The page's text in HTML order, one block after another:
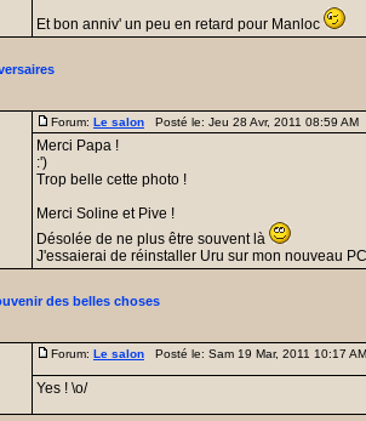
Et bon anniv' un peu en retard pour Manloc
Forum: Le salon Posté le: Jeu 28 Avr, 2011 08:59
Merci Papa !
:')
Trop belle cette photo !
Merci Soline et Pive !
Désolée de ne plus être souvent là
J'essaierai de réinstaller Uru sur mon nouveau PC
des belles choses
Forum: Le salon Posté le: Sam 19 Mar, 2011 10:17
Yes ! \o/